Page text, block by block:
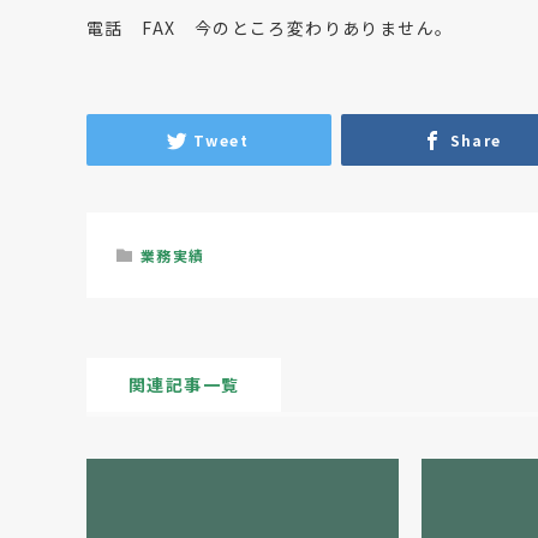
電話 FAX 今のところ変わりありません。
Tweet Share
業務実績
関連記事一覧